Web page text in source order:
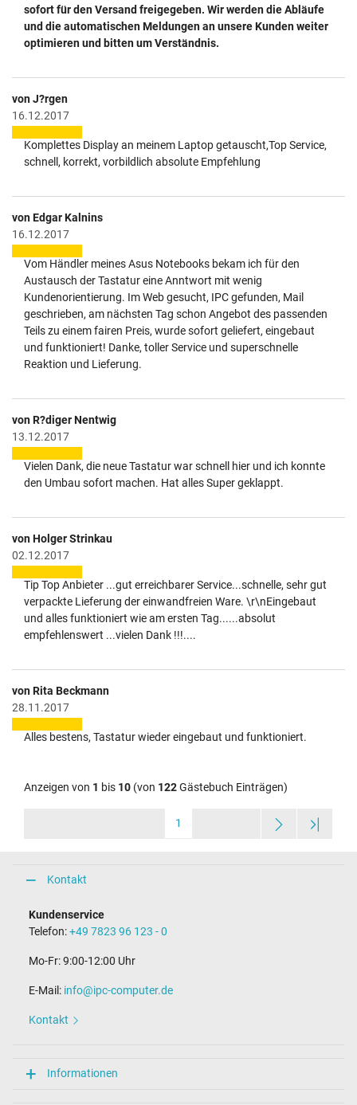
sofort für den Versand freigegeben. Wir werden die Abläufe
und die automatischen Meldungen an unsere Kunden weiter
optimieren und bitten um Verständnis.
von J?rgen
16.12.2017
Komplettes Display an meinem Laptop getauscht,Top Service,
schnell, korrekt, vorbildlich absolute Empfehlung
von Edgar Kalnins
16.12.2017
Vom Händler meines Asus Notebooks bekam ich für den
Austausch der Tastatur eine Anntwort mit wenig
Kundenorientierung. Im Web gesucht, IPC gefunden, Mail
geschrieben, am nächsten Tag schon Angebot des passenden
Teils zu einem fairen Preis, wurde sofort geliefert, eingebaut
und funktioniert! Danke, toller Service und superschnelle
Reaktion und Lieferung.
von R?diger Nentwig
13.12.2017
Vielen Dank, die neue Tastatur war schnell hier und ich konnte
den Umbau sofort machen. Hat alles Super geklappt.
von Holger Strinkau
02.12.2017
Tip Top Anbieter ...gut erreichbarer Service...schnelle, sehr gut
verpackte Lieferung der einwandfreien Ware. \r\nEingebaut
und alles funktioniert wie am ersten Tag......absolut
empfehlenswert ...vielen Dank !!!....
von Rita Beckmann
28.11.2017
Alles bestens, Tastatur wieder eingebaut und funktioniert.
Anzeigen von 1 bis 10 (von 122Gästebuch Einträgen)
1
Kontakt
Kundenservice
Telefon:+49 7823 96 123 - 0
Mo-Fr: 9:00-12:00 Uhr
E-Mail: info@ipc-computer.de
Kontakt
Informationen